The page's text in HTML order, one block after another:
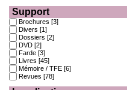
Support
Brochures [3]
Divers [1]
Dossiers [2]
DVD [2]
Farde [3]
Livres [45]
Mémoire / TFE [6]
Revues [78]